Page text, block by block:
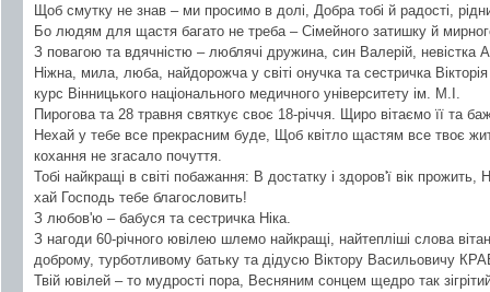
Щоб смутку не знав – ми просимо в долі, Добра тобі й радості,
Бо людям для щастя багато не треба – Сімейного затишку й
З повагою та вдячністю – люблячі дружина, син Валерій, невістка
Ніжна, мила, люба, найдорожча у світі онучка та сестричка
курс Вінницького національного медичного університету ім. М.І.
Пирогова та 28 травня святкує своє 18-річчя. Щиро вітаємо її та
Нехай у тебе все прекрасним буде, Щоб квітло щастям все твоє
кохання не згасало почуття.
Тобі найкращі в світі побажання: В достатку і здоров'ї вік прожить,
хай Господь тебе благословить!
З любов'ю – бабуся та сестричка Ніка.
З нагоди 60-річного ювілею шлемо найкращі, найтепліші слова
доброму, турботливому батьку та дідусю Віктору Васильовичу
Твій ювілей – то мудрості пора, Весняним сонцем щедро так